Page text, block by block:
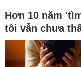
Hơn 10 năm
tôi vẫn chưa